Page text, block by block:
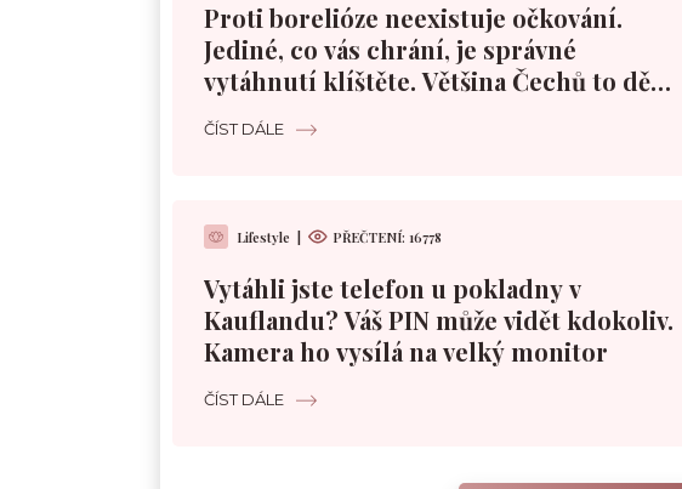
Proti borelióze neexistuje očkování.
Jediné, co vás chrání, je správné
vytáhnutí klíštěte. Většina Čechů to dělá
špatně
ČÍST DÁLE
Lifestyle | PŘEČTENÍ: 16778
Vytáhli jste telefon u pokladny v
Kauflandu? Váš PIN může vidět kdokoliv.
Kamera ho vysílá na velký monitor
ČÍST DÁLE